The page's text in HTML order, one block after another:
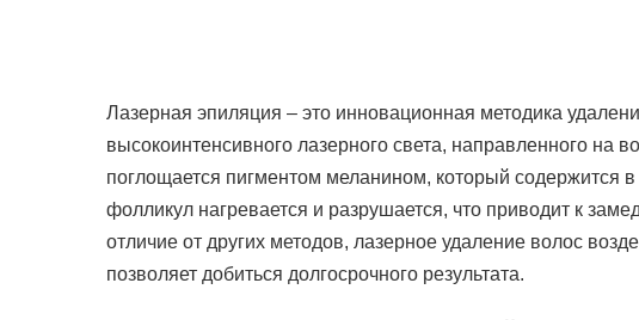
Лазерная эпиляция – это инновационная методика
высокоинтенсивного лазерного света, направленного на
поглощается пигментом меланином, который содержится
фолликул нагревается и разрушается, что приводит к
отличие от других методов, лазерное удаление волос
позволяет добиться долгосрочного результата.